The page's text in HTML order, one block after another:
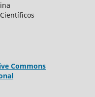
Commons